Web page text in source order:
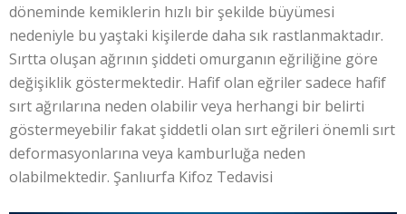
döneminde kemiklerin hızlı bir şekilde büyümesi
nedeniyle bu yaştaki kişilerde daha sık rastlanmaktadır.
Sırtta oluşan ağrının şiddeti omurganın eğriliğine göre
değişiklik göstermektedir. Hafif olan eğriler sadece hafif
sırt ağrılarına neden olabilir veya herhangi bir belirti
göstermeyebilir fakat şiddetli olan sırt eğrileri önemli sırt
deformasyonlarına veya kamburluğa neden
olabilmektedir. Şanlıurfa Kifoz Tedavisi